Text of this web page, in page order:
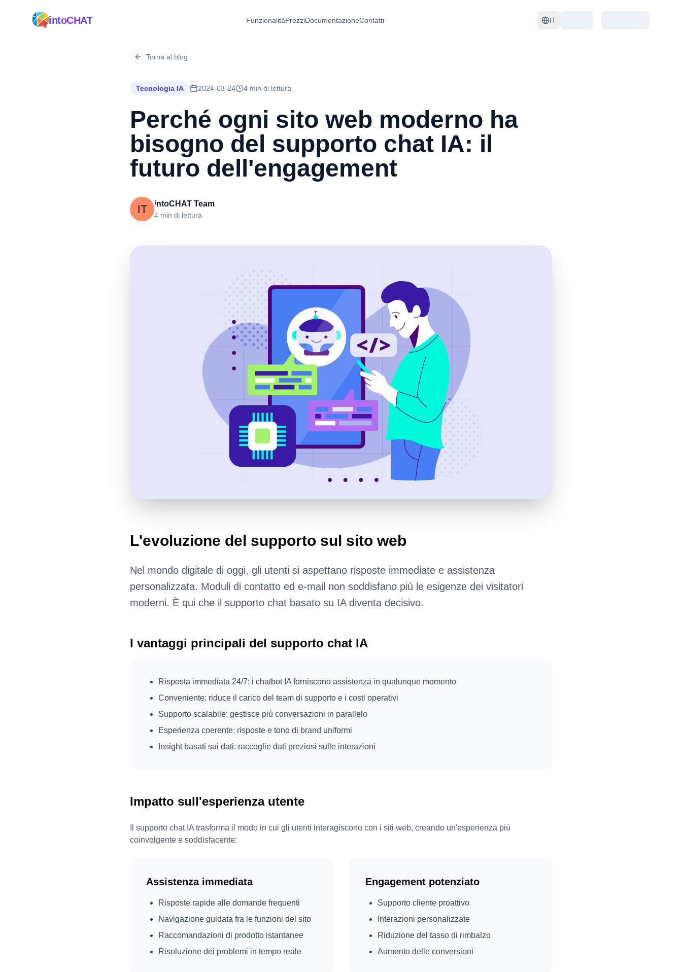
intoCHAT FunzionalitàPrezziDocumentazioneContatti IT
Torna al blog
Tecnologia IA 2024-03-24 4 min di lettura
Perché ogni sito web moderno ha
bisogno del supporto chat IA: il
futuro dell'engagement
intoCHAT Team
4 min di lettura
L'evoluzione del supporto sul sito web
Nel mondo digitale di oggi, gli utenti si aspettano risposte immediate e assistenza
personalizzata. Moduli di contatto ed e-mail non soddisfano più le esigenze dei visitatori
moderni. È qui che il supporto chat basato su IA diventa decisivo.
I vantaggi principali del supporto chat IA
Risposta immediata 24/7: i chatbot IA forniscono assistenza in qualunque momento
Conveniente: riduce il carico del team di supporto e i costi operativi
Supporto scalabile: gestisce più conversazioni in parallelo
Esperienza coerente: risposte e tono di brand uniformi
Insight basati sui dati: raccoglie dati preziosi sulle interazioni
Impatto sull'esperienza utente
Il supporto chat IA trasforma il modo in cui gli utenti interagiscono con i siti web, creando un'esperienza più
coinvolgente e soddisfacente:
Assistenza immediata
Risposte rapide alle domande frequenti
Navigazione guidata fra le funzioni del sito
Raccomandazioni di prodotto istantanee
Risoluzione dei problemi in tempo reale
Engagement potenziato
Supporto cliente proattivo
Interazioni personalizzate
Riduzione del tasso di rimbalzo
Aumento delle conversioni